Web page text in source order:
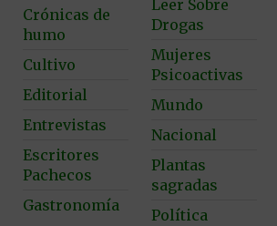
Crónicas de
humo
Cultivo
Editorial
Entrevistas
Escritores
Pachecos
Gastronomía
Leer Sobre
Drogas
Mujeres
Psicoactivas
Mundo
Nacional
Plantas
sagradas
Política